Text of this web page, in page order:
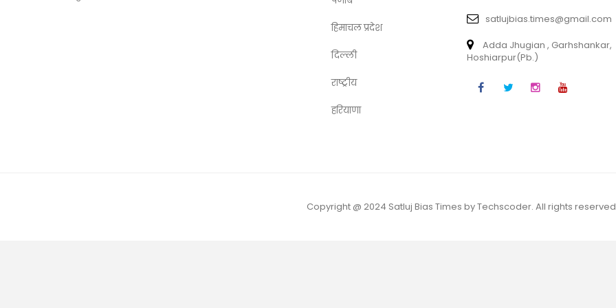
हिमाचल प्रदेश
दिल्ली
राष्ट्रीय
हरियाणा
satlujbias.times@gmail.com
Adda Jhugian , Garhshankar,
Hoshiarpur(Pb.)
Copyright @ 2024 Satluj Bias Times by Techscoder. All rights